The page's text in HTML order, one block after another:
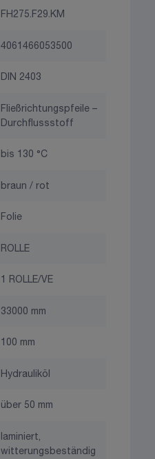
FH275.F29.KM
4061466053500
DIN 2403
Fließrichtungspfeile –
Durchflussstoff
bis 130 °C
braun / rot
Folie
ROLLE
1 ROLLE/VE
33000 mm
100 mm
Hydrauliköl
über 50 mm
laminiert,
witterungsbeständig